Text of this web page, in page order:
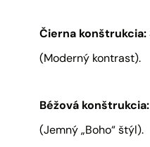
Čierna konštrukcia:
(Moderný kontrast).
Béžová konštrukcia:
(Jemný „Boho“ štýl).